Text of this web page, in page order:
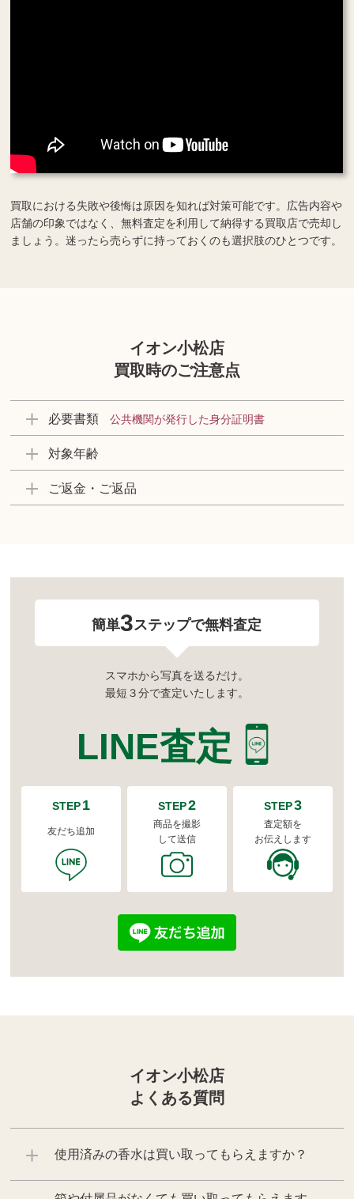
買取における失敗や後悔は原因を知れば対策可能です。広告内容や
店舗の印象ではなく、無料査定を利用して納得する買取店で売却し
ましょう。迷ったら売らずに持っておくのも選択肢のひとつです。
イオン小松店
買取時のご注意点
必要書類 公共機関が発行した身分証明書
対象年齢
ご返金・ご返品
簡単3ステップで無料査定
スマホから写真を送るだけ。
最短３分で査定いたします。
LINE査定
STEP1
友だち追加
STEP2
商品を撮影
して送信
STEP3
査定額を
お伝えします
イオン小松店
よくある質問
使用済みの香水は買い取ってもらえますか？